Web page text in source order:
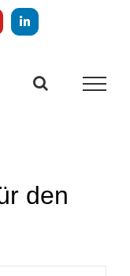
LinkedIn
den